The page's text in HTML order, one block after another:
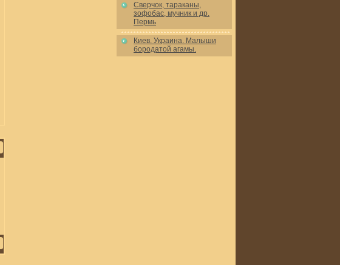
Сверчок, тараканы,
зофобас, мучник и др.
Пермь
Киев. Украина. Малыши
бородатой агамы.